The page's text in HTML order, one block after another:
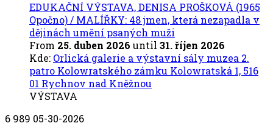
EDUKAČNÍ VÝSTAVA, DENISA PROŠKOVÁ (1965
Opočno) / MALÍŘKY: 48 jmen, která nezapadla v
dějinách umění psaných muži
From 25. duben 2026 until 31. říjen 2026
Kde: Orlická galerie a výstavní sály muzea 2.
patro Kolowratského zámku Kolowratská 1, 516
01 Rychnov nad Kněžnou
VÝSTAVA
6 989 05-30-2026